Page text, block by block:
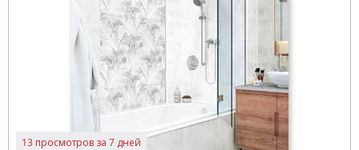
13 просмотров за 7 дней